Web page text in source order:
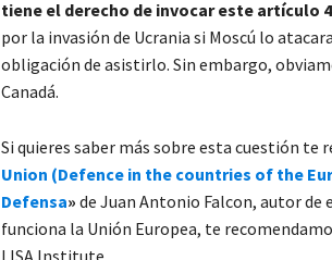
tiene el derecho de invocar este artículo
por la invasión de Ucrania si Moscú lo
obligación de asistirlo. Sin embargo,
Canadá.
Si quieres saber más sobre esta cuestión te
Union (Defence in the countries of the
Defensa» de Juan Antonio Falcon, autor de
funciona la Unión Europea, te